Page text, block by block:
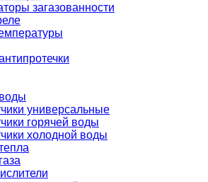
загазованности
универсальные
горячей воды
холодной воды